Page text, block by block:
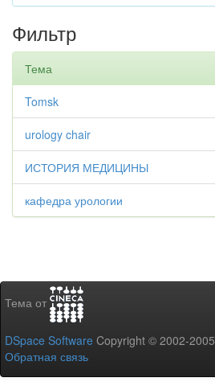
Фильтр
Тема
Tomsk
urology chair
ИСТОРИЯ МЕДИЦИНЫ
кафедра урологии
Тема от
DSpace Software Copyright © 2002-2005
Обратная связь